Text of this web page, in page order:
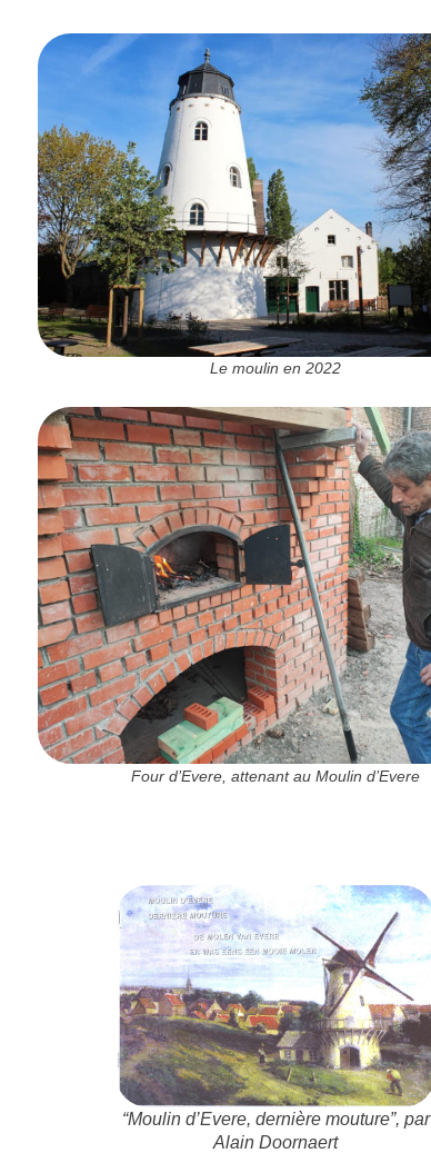
Le moulin en 2022
Four d’Evere, attenant au Moulin d’Evere
“Moulin d’Evere, dernière mouture”, par
Alain Doornaert